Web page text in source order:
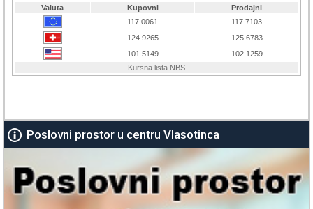
Poslovni prostor u centru Vlasotinca